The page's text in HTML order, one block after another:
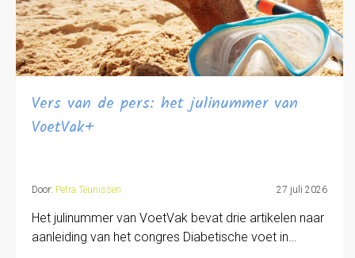
Vers van de pers: het julinummer van
VoetVak+
Door: Petra Teunissen 27 juli 2026
Het julinummer van VoetVak bevat drie artikelen naar
aanleiding van het congres Diabetische voet in…